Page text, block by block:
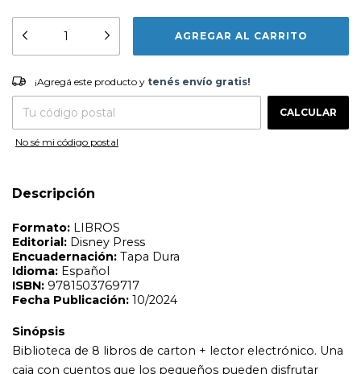
¡Agregá este producto ytenés envío gratis!
Entregas para el CP: CAMBIAR CP
¡Agregá este producto y tenés envío gratis!
CALCULAR
No sé mi código postal
Descripción
Editorial:Disney Press
ISBN: 9781503769717
Fecha Publicación:10/2024
caja con cuentos que los pequeños pueden disfrutar
solos! Incluye 8 cuentos que al tocar un botón se leen
Elige un libro . 2 - Escoge una página. 3 - Escucha cómo
cobra vida el cuento!!